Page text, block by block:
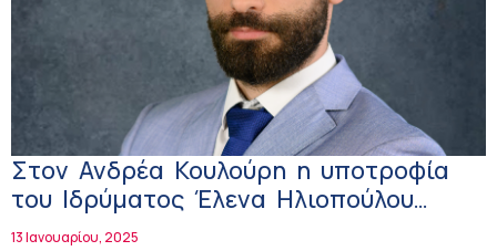
Στον Ανδρέα Κουλούρη η υποτροφία
του Ιδρύματος Έλενα Ηλιοπούλου
Γιαμά για τη θεραπεία του καρκίνου!
13 Ιανουαρίου, 2025